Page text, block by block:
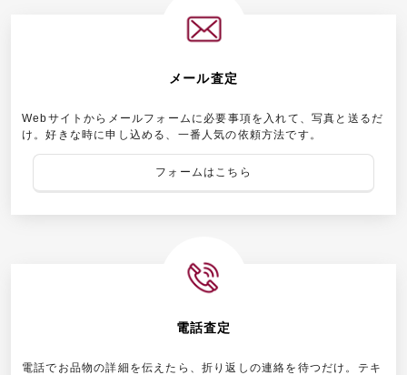
メール査定
Webサイトからメールフォームに必要事項を入れて、写真と送るだ
け。好きな時に申し込める、一番人気の依頼方法です。
フォームはこちら
電話査定
電話でお品物の詳細を伝えたら、折り返しの連絡を待つだけ。テキ